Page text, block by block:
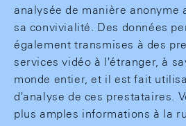
analysée de manière anonyme
sa convivialité. Des données
également transmises à des
services vidéo à l'étranger, à
monde entier, et il est fait
d'analyse de ces prestataires.
plus amples informations à la